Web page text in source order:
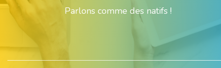
Parlons comme des natifs !